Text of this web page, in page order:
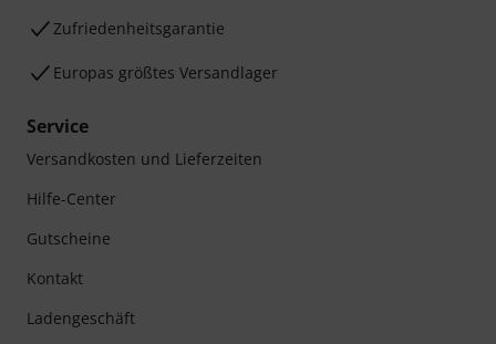
Zufriedenheitsgarantie
Europas größtes Versandlager
Service
Versandkosten und Lieferzeiten
Hilfe-Center
Gutscheine
Kontakt
Ladengeschäft